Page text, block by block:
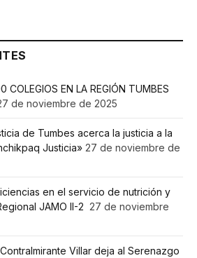
COLEGIOS EN LA REGIÓN TUMBES
de noviembre de 2025
de Tumbes acerca la justicia a la
Justicia» 27 de noviembre de
en el servicio de nutrición y
JAMO II-2 27 de noviembre
Villar deja al Serenazgo